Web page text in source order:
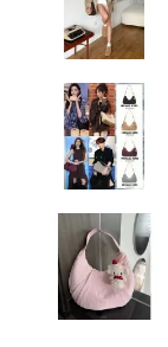
€821.10
Uma Wang 芭蕾鞋